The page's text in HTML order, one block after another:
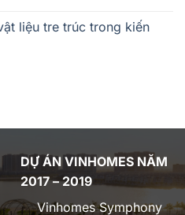
liệu tre trúc trong kiến
DỰ ÁN VINHOMES NĂM
2017 – 2019
Vinhomes Symphony